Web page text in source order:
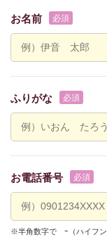
お名前
ふりがな
お電話番号
※半角数字で ｰ（ハイフン